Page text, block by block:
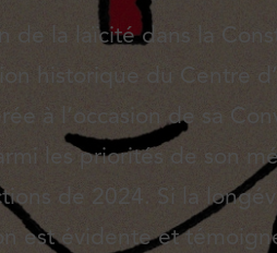
de la laïcité dans la
historique du Centre
à l’occasion de sa
les priorités de son
de 2024. Si la
est évidente et